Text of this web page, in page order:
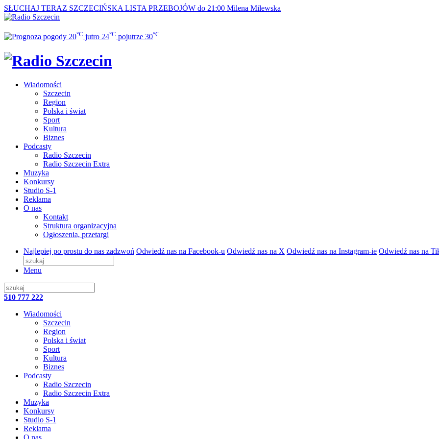
SŁUCHAJ TERAZ SZCZECIŃSKA LISTA PRZEBOJÓW do 21:00 Milena Milewska
20°C jutro 24°C pojutrze 30°C
Wiadomości
Szczecin
Region
Polska i świat
Sport
Kultura
Biznes
Podcasty
Radio Szczecin
Radio Szczecin Extra
Muzyka
Konkursy
Studio S-1
Reklama
O nas
Kontakt
Struktura organizacyjna
Ogłoszenia, przetargi
Najlepiej po prostu do nas zadzwoń Odwiedź nas na Facebook-u Odwiedź nas na X Odwiedź nas na Instagram-ie Odwiedź nas na
Menu
510 777 222
Wiadomości
Szczecin
Region
Polska i świat
Sport
Kultura
Biznes
Podcasty
Radio Szczecin
Radio Szczecin Extra
Muzyka
Konkursy
Studio S-1
Reklama